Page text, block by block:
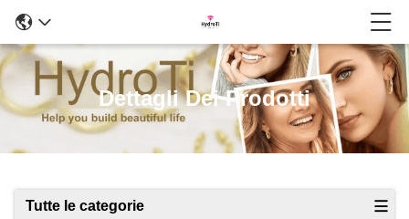
Dettagli Dei Prodotti
Tutte le categorie